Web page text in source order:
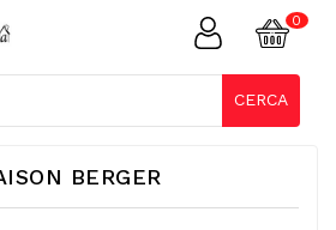
CERCA
BERGER